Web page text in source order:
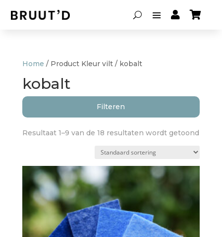
 
Home / Product Kleur vilt / kobalt
kobalt
Filteren
Lampenkappen
Tafellampen (2)
Vloerlampen(2)
Resultaat 1–9 van de 18 resultaten wordt getoond